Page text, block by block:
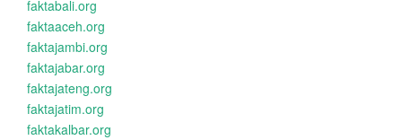
faktabali.org
faktaaceh.org
faktajambi.org
faktajabar.org
faktajateng.org
faktajatim.org
faktakalbar.org